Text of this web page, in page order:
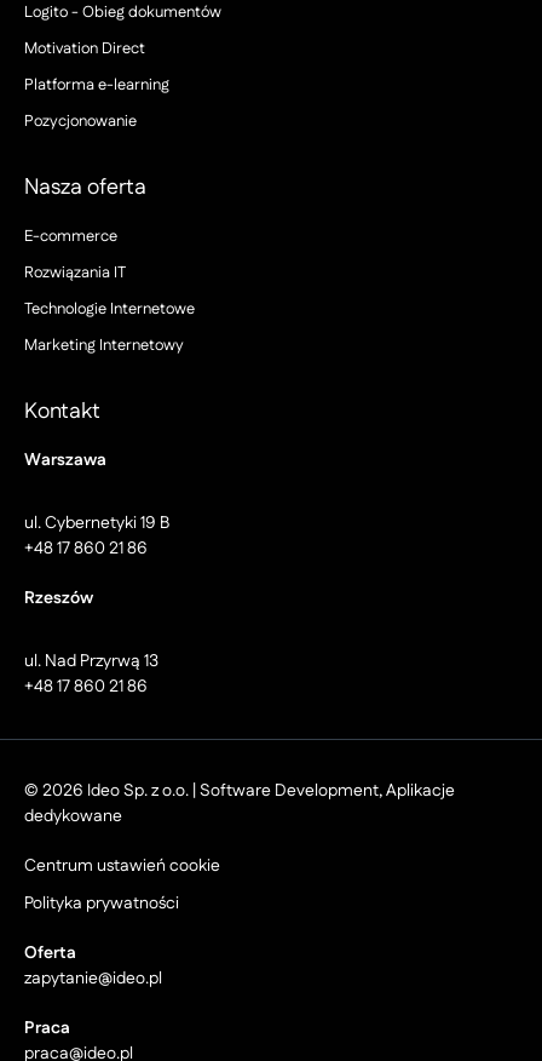
Logito - Obieg dokumentów
Motivation Direct
Platforma e-learning
Pozycjonowanie
Nasza oferta
E-commerce
Rozwiązania IT
Technologie Internetowe
Marketing Internetowy
Kontakt
Warszawa
ul. Cybernetyki 19 B
+48 17 860 21 86
Rzeszów
ul. Nad Przyrwą 13
+48 17 860 21 86
© 2026 Ideo Sp. z o.o. | Software Development, Aplikacje
dedykowane
Centrum ustawień cookie
Polityka prywatności
Oferta
zapytanie@ideo.pl
Praca
praca@ideo.pl